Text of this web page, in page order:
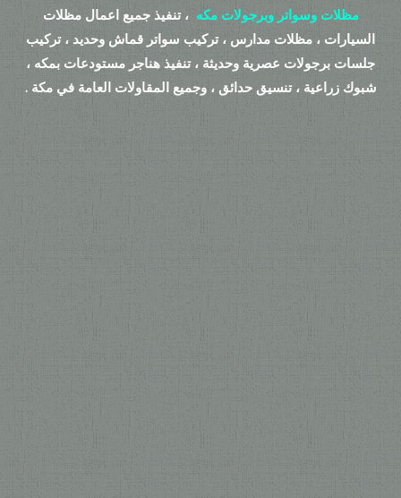
مظلات وسواتر وبرجولات مكه ، تنفيذ جميع اعمال مظلات
السيارات ، مظلات مدارس ، تركيب سواتر قماش وحديد ، تركيب
جلسات برجولات عصرية وحديثة ، تنفيذ هناجر مستودعات بمكه ،
شبوك زراعية ، تنسيق حدائق ، وجميع المقاولات العامة في مكة .